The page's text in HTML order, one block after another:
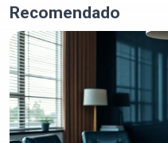
Recomendado